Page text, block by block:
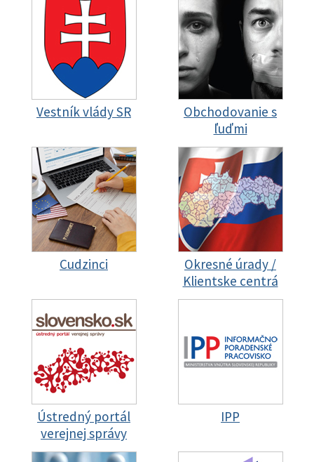
Vestník vlády SR
Obchodovanie s
ľuďmi
Cudzinci
Okresné úrady /
Klientske centrá
Ústredný portál
verejnej správy
IPP